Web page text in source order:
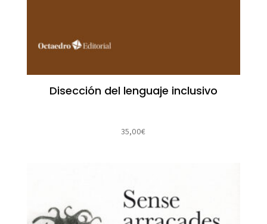
Disección del lenguaje inclusivo
35,00€